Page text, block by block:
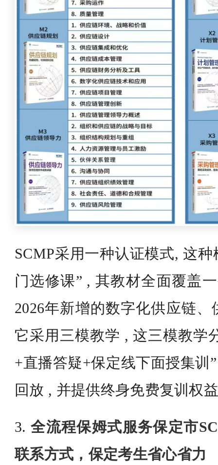
SCMP采用一种认证模式, 这
门选修课” , 其教材全面覆盖
2026年新增的数字化供应链
它采用三模教学 , 这三模教学
+直播答疑+保定线下面授集训
回放 , 并提供终身免费复训权
3.全流程保姆式服务保定市
联系方式，保定考生省心省力